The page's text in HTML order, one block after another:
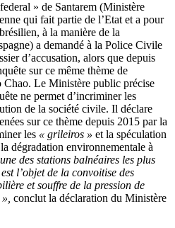
» de Santarem (Ministère
qui fait partie de l’Etat et a pour
à la manière de la
a demandé à la Police Civile
d’accusation, alors que depuis
sur ce même thème de
Chao. Le Ministère public précise
ne permet d’incriminer les
de la société civile. Il déclare
sur ce thème depuis 2015 par la
les « grileiros » et la spéculation
dégradation environnementale à
des stations balnéaires les plus
l’objet de la convoitise des
et souffre de la pression de
conclut la déclaration du Ministère